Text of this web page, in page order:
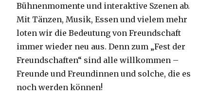
Bühnenmomente und interaktive Szenen ab.
Mit Tänzen, Musik, Essen und vielem mehr
loten wir die Bedeutung von Freundschaft
immer wieder neu aus. Denn zum „Fest der
Freundschaften“ sind alle willkommen –
Freunde und Freundinnen und solche, die es
noch werden können!